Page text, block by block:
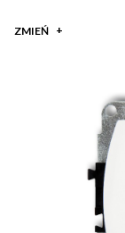
ZMIEŃ